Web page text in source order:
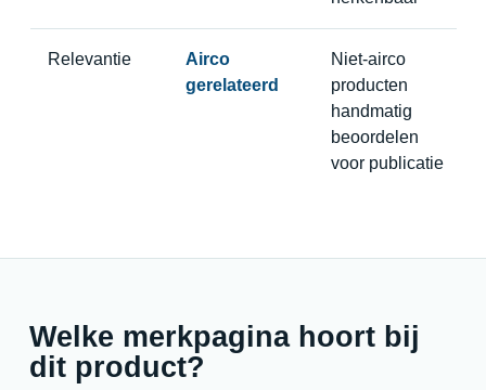
Relevantie
Airco
gerelateerd
Niet-airco
producten
handmatig
beoordelen
voor publicatie
Welke merkpagina hoort bij
dit product?